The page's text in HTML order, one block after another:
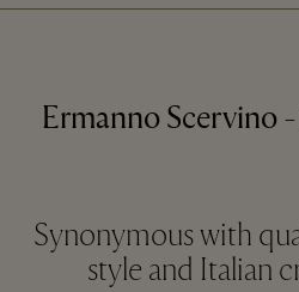
Ermanno Scervino
Synonymous with
style and Italian